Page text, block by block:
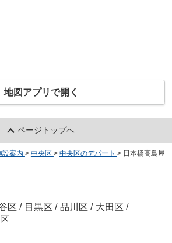
地図アプリで開く
ページトップへ
設案内 > 中央区 > 中央区のデパート > 日本橋高島屋
区 / 目黒区 / 品川区 / 大田区 /